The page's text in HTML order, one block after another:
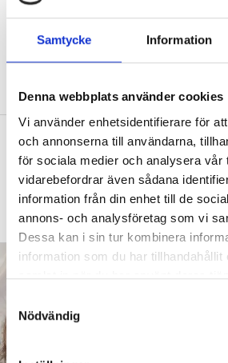
Samtycke Information
Denna webbplats använder cookies
Vi använder enhetsidentifierare för
och annonserna till användarna,
för sociala medier och analysera vår
vidarebefordrar även sådana
information från din enhet till de
annons- och analysföretag som vi
Dessa kan i sin tur kombinera
information som du har tillhandahållit
samlat in när du har använt deras
a
t
Nödvändig
Därför väcker
hos elever
Forskaren: Bekymmersamt
Intensivträning stärker
elevers ordförråd
SPRÅKSVEKET”Kan du inte landets språk
hamnar du i ett utanförskap.”